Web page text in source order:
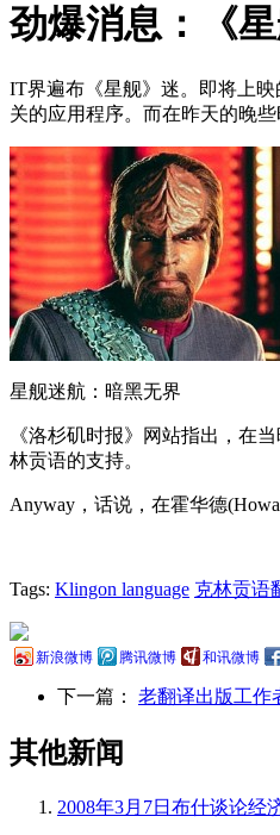
劲爆消息：《
IT界遍布《星舰》迷。即将上
关的应用程序。而在昨天的晚
星舰迷航：暗黑无界
《洛杉矶时报》网站指出，在
林贡语的支持。
Anyway，话说，在霍华德
Tags: Klingon language 克林贡语
新浪微博 腾讯微博 和讯微博
下一篇： 老翻译出版工作
其他新闻
2008年3月7日布什谈论经